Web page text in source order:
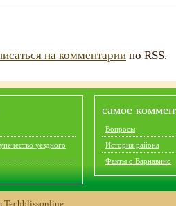
на комментарии по RSS.
уездного
самое
Вопросы
История района
Факты о Варнавино
Techblissonline